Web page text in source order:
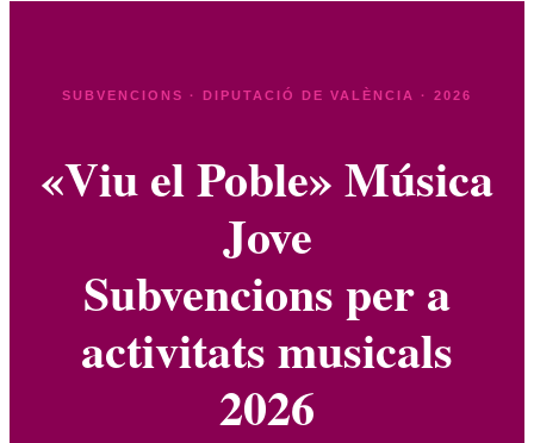
SUBVENCIONS · DIPUTACIÓ DE VALÈNCIA · 2026
«Viu el Poble» Música
Jove
Subvencions per a
activitats musicals
2026